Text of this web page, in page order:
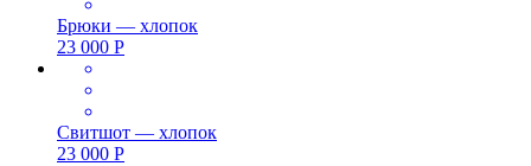
Брюки — хлопок
23 000 Р
Свитшот — хлопок
23 000 Р